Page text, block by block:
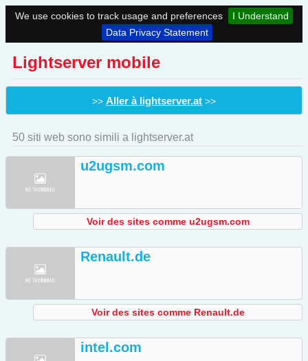
We use cookies to track usage and preferences
I Understand
Data Privacy Statement
Lightserver mobile
>> Aller à lightserver.at >>
50 siti web sono simili a lightserver.at
u2ugsm.com
Voir des sites comme u2ugsm.com
Renault.de
Voir des sites comme Renault.de
intel.com